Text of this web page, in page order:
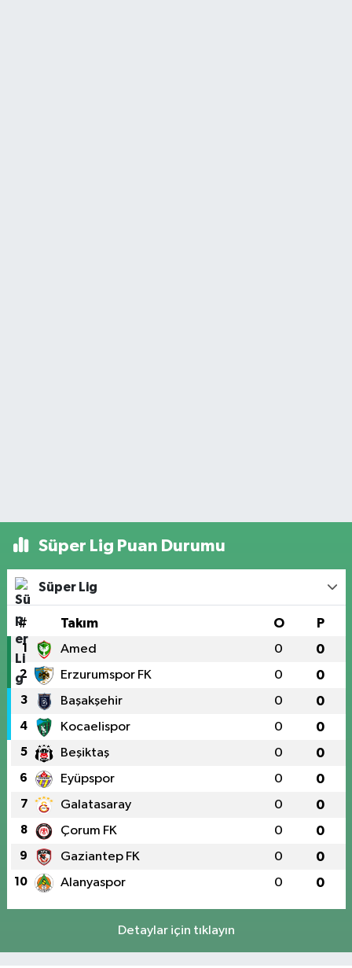
Süper Lig Puan Durumu
Süper Lig
# Takım O P
1 Amed 0 0
2 Erzurumspor FK 0 0
3 Başakşehir 0 0
4 Kocaelispor 0 0
5 Beşiktaş 0 0
6 Eyüpspor 0 0
7 Galatasaray 0 0
8 Çorum FK 0 0
9 Gaziantep FK 0 0
10 Alanyaspor 0 0
Detaylar için tıklayın